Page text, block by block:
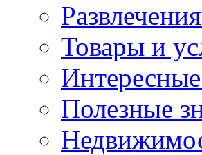
Товары и
Полезные